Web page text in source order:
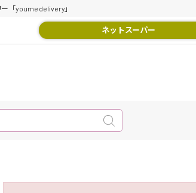
「youme delivery」
ネットスーパー